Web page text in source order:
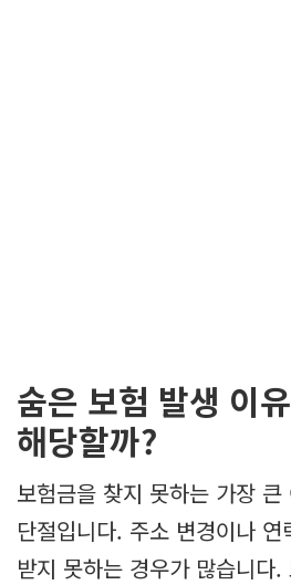
숨은 보험 발생 이
해당할까?
보험금을 찾지 못하는 가장
단절입니다. 주소 변경이나
받지 못하는 경우가 많습니다